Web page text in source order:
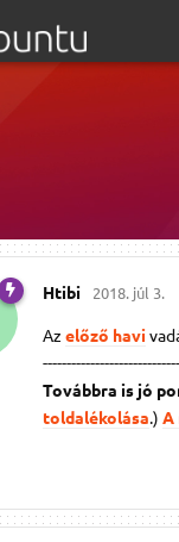
Htibi 2018. júl 3.
Az előző havi
Továbbra is jó
toldalékolása.) A